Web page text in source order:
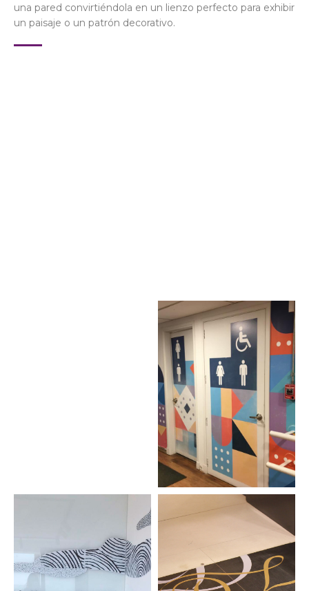
una pared convirtiéndola en un lienzo perfecto para exhibir
un paisaje o un patrón decorativo.